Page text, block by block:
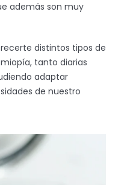
además son muy
distintos tipos de
tanto diarias
adaptar
de nuestro